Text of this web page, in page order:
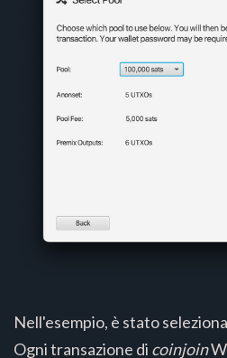
Nell'esempio, è stato
Ogni transazione di coinjoin